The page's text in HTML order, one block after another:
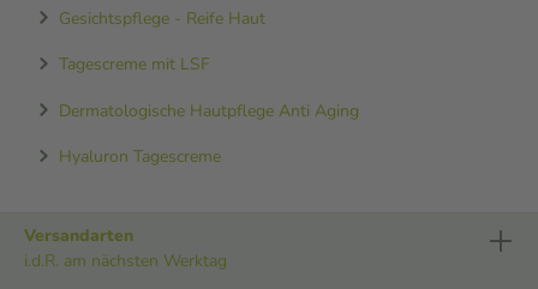
Gesichtspflege - Reife Haut
Tagescreme mit LSF
Dermatologische Hautpflege Anti Aging
Hyaluron Tagescreme
Versandarten
i.d.R. am nächsten Werktag